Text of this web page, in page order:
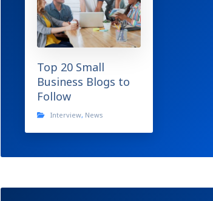
Top 20 Small
Business Blogs to
Follow
Interview, News